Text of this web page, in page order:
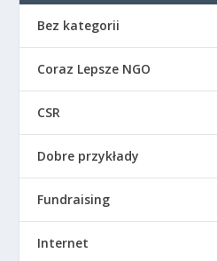
Bez kategorii
Coraz Lepsze NGO
CSR
Dobre przykłady
Fundraising
Internet